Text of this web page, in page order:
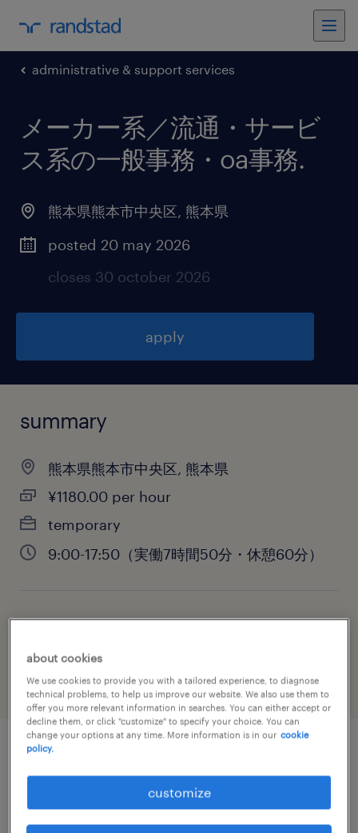
administrative & support services
メーカー系／流通・サービ
ス系の一般事務・oa事務.
熊本県熊本市中央区, 熊本県
posted 20 may 2026
closes 30 october 2026
apply
summary
熊本県熊本市中央区, 熊本県
¥1180.00 per hour
temporary
9:00-17:50（実働7時間50分・休憩60分）
administrative & support services
job details
about cookies
We use cookies to provide you with a tailored experience, to diagnose
technical problems, to help us improve our website. We also use them to
offer you more relevant information in searches. You can either accept or
decline them, or click "customize" to specify your choice. You can
change your options at any time. More information is in our cookie
policy.
customize